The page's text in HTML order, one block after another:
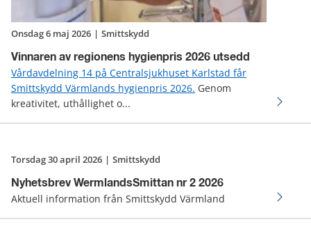
onsdag 6 maj 2026 | Smittskydd
Vinnaren av regionens hygienpris 2026 utsedd
Vårdavdelning 14 på Centralsjukhuset Karlstad får
Smittskydd Värmlands hygienpris 2026. Genom
kreativitet, uthållighet o...
torsdag 30 april 2026 | Smittskydd
Nyhetsbrev WermlandsSmittan nr 2 2026
Aktuell information från Smittskydd Värmland